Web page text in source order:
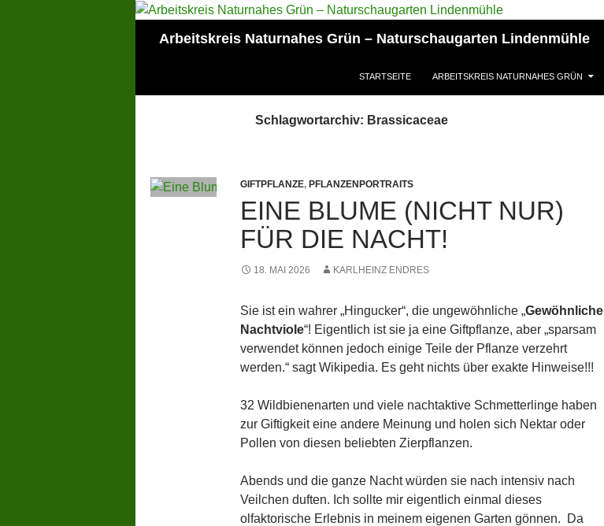
Arbeitskreis Naturnahes Grün – Naturschaugarten Lindenmühle
STARTSEITE ARBEITSKREIS NATURNAHES GRÜN
Schlagwortarchiv: Brassicaceae
GIFTPFLANZE, PFLANZENPORTRAITS
EINE BLUME (NICHT NUR)
FÜR DIE NACHT!
18. MAI 2026 KARLHEINZ ENDRES
Sie ist ein wahrer „Hingucker“, die ungewöhnliche „Gewöhnliche
Nachtviole“! Eigentlich ist sie ja eine Giftpflanze, aber „sparsam
verwendet können jedoch einige Teile der Pflanze verzehrt
werden.“ sagt Wikipedia. Es geht nichts über exakte Hinweise!!!
32 Wildbienenarten und viele nachtaktive Schmetterlinge haben
zur Giftigkeit eine andere Meinung und holen sich Nektar oder
Pollen von diesen beliebten Zierpflanzen.
Abends und die ganze Nacht würden sie nach intensiv nach
Veilchen duften. Ich sollte mir eigentlich einmal dieses
olfaktorische Erlebnis in meinem eigenen Garten gönnen. Da